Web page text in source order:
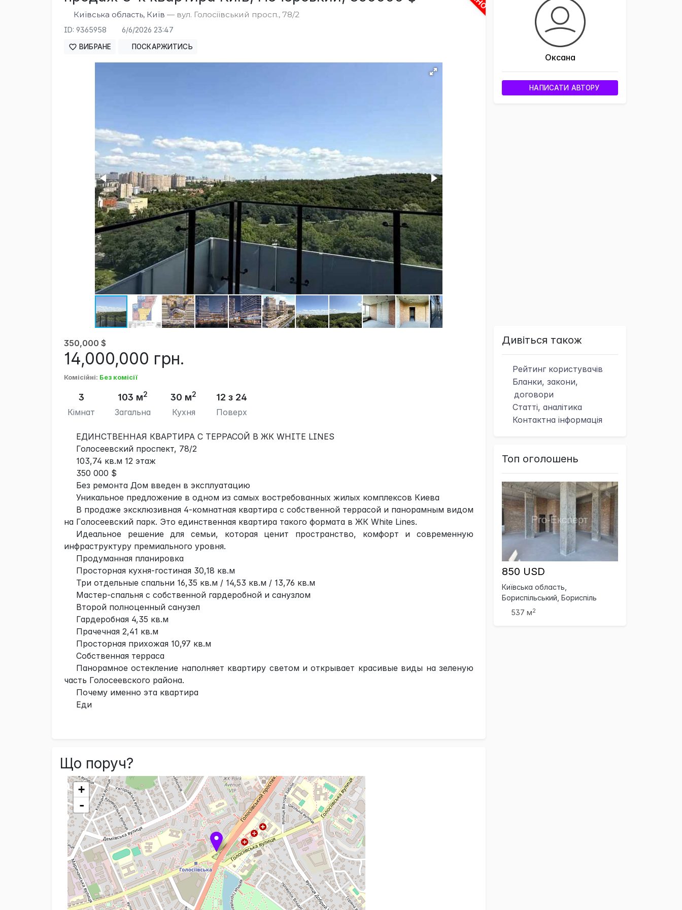
Київська область, Київ — вул. Голосіївський просп., 78/2
ID: 9365958 6/6/2026 23:47
ВИБРАНЕ ПОСКАРЖИТИСЬ
350,000 $
14,000,000 грн.
Комісійні: Без комісії
3
Кімнат
103 м2
Загальна
30 м2
Кухня
12 з 24
Поверх
ЕДИНСТВЕННАЯ КВАРТИРА С ТЕРРАСОЙ В ЖК WHITE LINES
Голосеевский проспект, 78/2
103,74 кв.м 12 этаж
350 000 $
Без ремонта Дом введен в эксплуатацию
Уникальное предложение в одном из самых востребованных жилых комплексов Киева
В продаже эксклюзивная 4-комнатная квартира с собственной террасой и панорамным видом
на Голосеевский парк. Это единственная квартира такого формата в ЖК White Lines.
Идеальное решение для семьи, которая ценит пространство, комфорт и современную
инфраструктуру премиального уровня.
Продуманная планировка
Просторная кухня-гостиная 30,18 кв.м
Три отдельные спальни 16,35 кв.м / 14,53 кв.м / 13,76 кв.м
Мастер-спальня с собственной гардеробной и санузлом
Второй полноценный санузел
Гардеробная 4,35 кв.м
Прачечная 2,41 кв.м
Просторная прихожая 10,97 кв.м
Собственная терраса
Панорамное остекление наполняет квартиру светом и открывает красивые виды на зеленую
часть Голосеевского района.
Почему именно эта квартира
Еди
Що поруч?
+
-
Оксана
НАПИСАТИ АВТОРУ
Дивіться також
Рейтинг користувачів
Бланки, закони,
договори
Статті, аналітика
Контактна інформація
Топ оголошень
850 USD
Київська область,
Бориспільський, Бориспіль
537 м2
×